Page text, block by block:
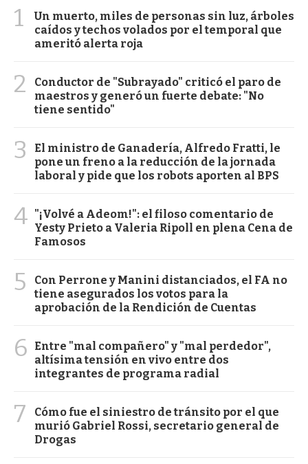
1
Un muerto, miles de personas sin luz, árboles
caídos y techos volados por el temporal que
ameritó alerta roja
2
Conductor de "Subrayado" criticó el paro de
maestros y generó un fuerte debate: "No
tiene sentido"
3
El ministro de Ganadería, Alfredo Fratti, le
pone un freno a la reducción de la jornada
laboral y pide que los robots aporten al BPS
4 "¡Volvé a Adeom!": el filoso comentario de
Yesty Prieto a Valeria Ripoll en plena Cena de
Famosos
5
Con Perrone y Manini distanciados, el FA no
tiene asegurados los votos para la
aprobación de la Rendición de Cuentas
6
Entre "mal compañero" y "mal perdedor",
altísima tensión en vivo entre dos
integrantes de programa radial
7
Cómo fue el siniestro de tránsito por el que
murió Gabriel Rossi, secretario general de
Drogas